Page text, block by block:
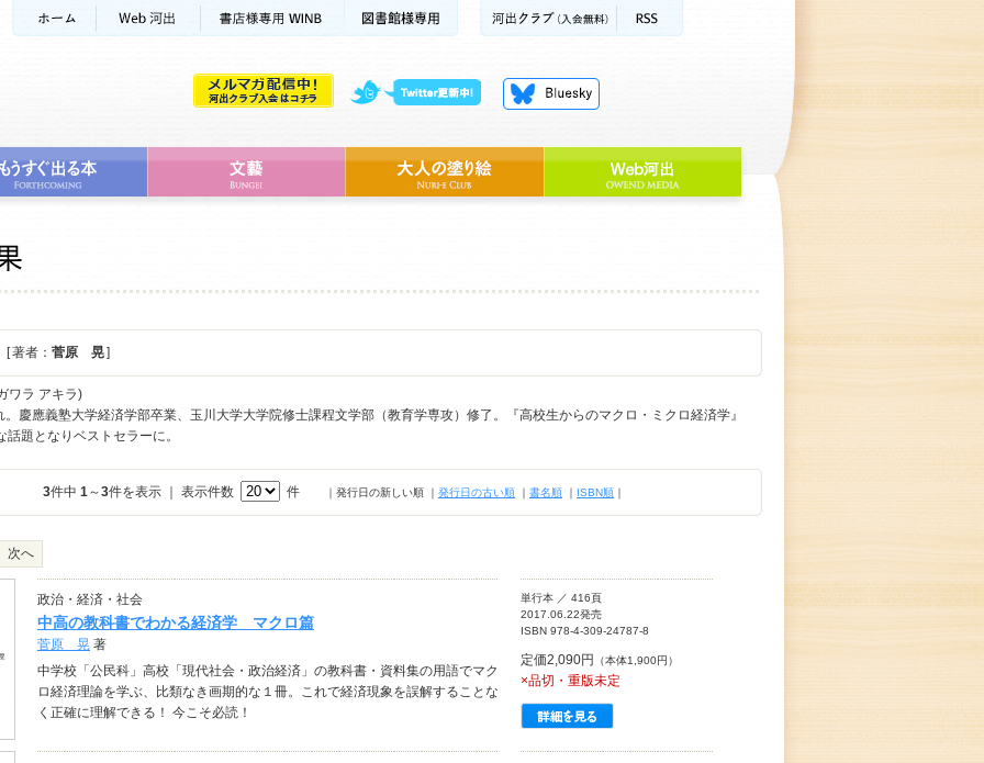
[ 著者： 菅原 晃]
ワラ アキラ)
慶應義塾大学経済学部卒業、玉川大学大学院修士課程文学部（教育学専攻）修了。『高校生からのマクロ・ミクロ経済学』
話題となりベストセラーに。
3件中 1～3件を表示 ｜ 表示件数 件 ｜発行日の新しい順 ｜ 発行日の古い順 ｜ 書名順 ｜ ISBN順 ｜
次へ
政治・経済・社会
中高の教科書でわかる経済学 マクロ篇
菅原 晃 著
中学校「公民科」高校「現代社会・政治経済」の教科書・資料集の用語でマク
ロ経済理論を学ぶ、比類なき画期的な１冊。これで経済現象を誤解することな
く正確に理解できる！ 今こそ必読！
単行本 ／ 416頁
2017.06.22発売
ISBN 978-4-309-24787-8
定価2,090円 （本体1,900円）
×品切・重版未定